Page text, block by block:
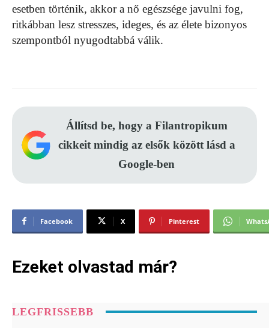
esetben történik, akkor a nő egészsége javulni fog,
ritkábban lesz stresszes, ideges, és az élete bizonyos
szempontból nyugodtabbá válik.
Állítsd be, hogy a Filantropikum
cikkeit mindig az elsők között lásd a
Google-ben
Facebook X Pinterest
Ezeket olvastad már?
LEGFRISSEBB